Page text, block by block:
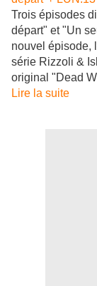
Trois épisodes
départ" et "Un
nouvel épisode,
série Rizzoli &
original "Dead
Lire la suite